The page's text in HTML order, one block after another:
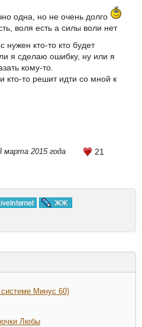
одна, но не очень долго
воля есть а силы воли нет
нужен кто-то кто будет
я сделаю ошибку, ну или я
кому-то.
кто-то решит идти со мной к
марта 2015 года 21
Минус 60)
Любы